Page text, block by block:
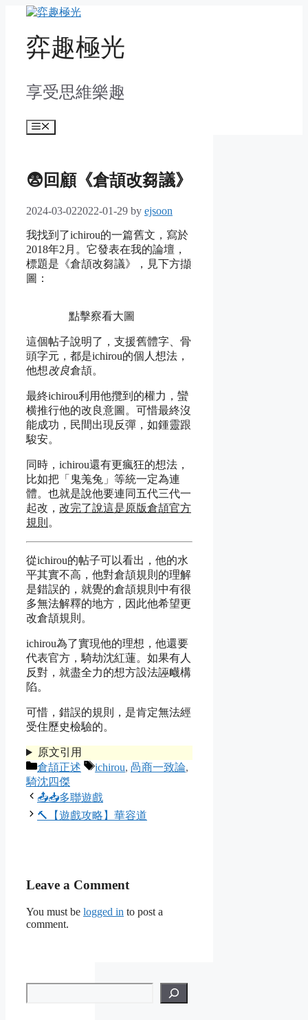
content弈趣極光
享受思維樂趣
Menu
😨回顧《倉頡改芻議》
2024-03-022022-01-29 by ejsoon
我找到了ichirou的一篇舊文，寫於
2018年2月。它發表在我的論壇，
標題是《倉頡改芻議》，見下方擷
圖：
點擊察看大圖
這個帖子說明了，支援舊體字、骨
頭字元，都是ichirou的個人想法，
他想改良倉頡。
最終ichirou利用他攬到的權力，蠻
横推行他的改良意圖。可惜最終沒
能成功，民間出現反彈，如鍾靈跟
駿安。
同時，ichirou還有更瘋狂的想法，
比如把「鬼羗兔」等統一定為連
體。也就是說他要連同五代三代一
起改， 改完了說這是原版倉頡官方
規則 。
從ichirou的帖子可以看出，他的水
平其實不高，他對倉頡規則的理解
是錯誤的，就覺的倉頡規則中有很
多無法解釋的地方，因此他希望更
改倉頡規則。
ichirou為了實現他的理想，他還要
代表官方，騎劫沈紅蓮。如果有人
反對，就盡全力的想方設法誣衊構
陷。
可惜，錯誤的規則，是肯定無法經
受住歷史檢驗的。
原文引用
Categories
倉頡正述 Tags
ichirou, 咼商一致論,
騎沈四傑
📤📥多聯遊戲
🔨【遊戲攻略】華容道
Leave a Comment
You must be logged in to post a
comment.